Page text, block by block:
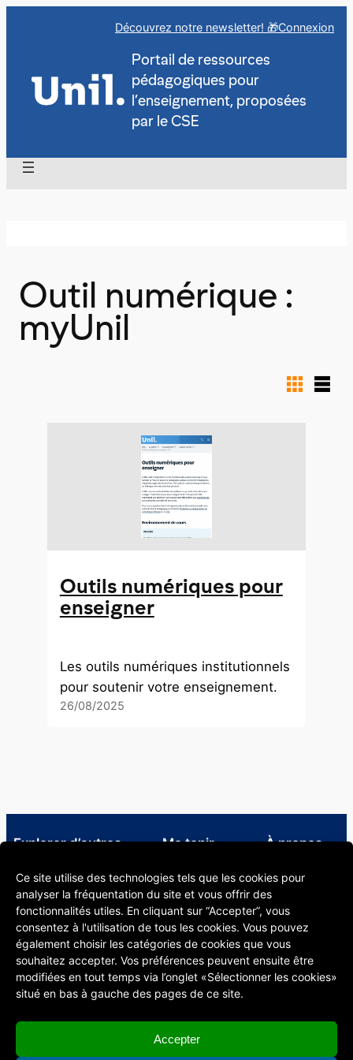
Ce site utilise des technologies tels que les cookies pour
analyser la fréquentation du site et vous offrir des
fonctionnalités utiles. En cliquant sur “Accepter”, vous
consentez à l'utilisation de tous les cookies. Vous pouvez
également choisir les catégories de cookies que vous
souhaitez accepter. Vos préférences peuvent ensuite être
modifiées en tout temps via l’onglet «Sélectionner les cookies»
situé en bas à gauche des pages de ce site.
Accepter
Découvrez notre newsletter! 🎁Connexion
Portail de ressources
pédagogiques pour
l’enseignement, proposées
par le CSE
Outil numérique :
myUnil
Vue
cartes
Vue
liste
Outils numériques pour
enseigner
Les outils numériques institutionnels
pour soutenir votre enseignement.
26/08/2025
Explorer d’autres
Infos utiles pour le corps
enseignant Unil
Bibliothèque spécialisée en
pédagogie
Chaîne YouTube du CSE
Me tenir
LinkedIn CSE
Formations en
pédagogie
Blog Digital
Learning
S’abonner à notre
newsletter
À propos
À propos
Informations
Centre de soutien à l’enseignement (CSE)